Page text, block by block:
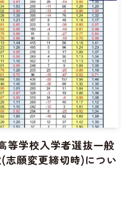
等学校入学者選抜一般
志願変更締切時)につい